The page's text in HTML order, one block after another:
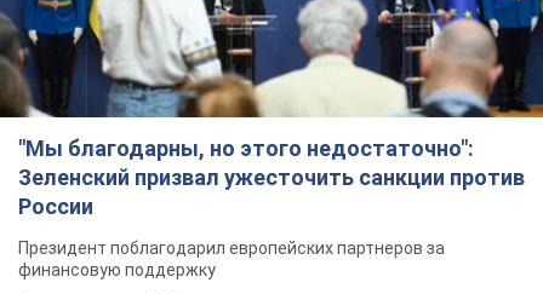
"Мы благодарны, но этого недостаточно":
Зеленский призвал ужесточить санкции против
России
Президент поблагодарил европейских партнеров за
финансовую поддержку